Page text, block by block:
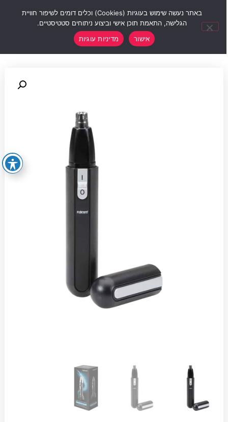
באתר נעשה שימוש בעוגיות (Cookies) וכלים דומים לשיפור חוויית
הגלישה, התאמת תוכן אישי וביצוע ניתוחים סטטיסטיים.
אישור
מדיניות עוגיות